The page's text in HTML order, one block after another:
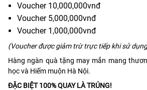
Voucher 10,000,000vnđ
Voucher 5,000,000vnđ
Voucher 1,000,000vnđ
(Voucher được giảm trừ trực tiếp khi sử
Hàng ngàn quà tặng may mắn mang
học và Hiếm muộn Hà Nội.
ĐẶC BIỆT 100% QUAY LÀ TRÚNG!